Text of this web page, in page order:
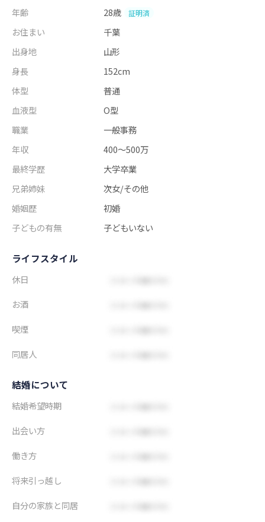
年齢
28歳 証明済
お住まい
千葉
出身地
山形
身長
152cm
体型
普通
血液型
O型
職業
一般事務
年収
400～500万
最終学歴
大学卒業
兄弟姉妹
次女/その他
婚姻歴
初婚
子どもの有無
子どもいない
ライフスタイル
休日
お酒
喫煙
同居人
結婚について
結婚希望時期
出会い方
働き方
将来引っ越し
自分の家族と同居